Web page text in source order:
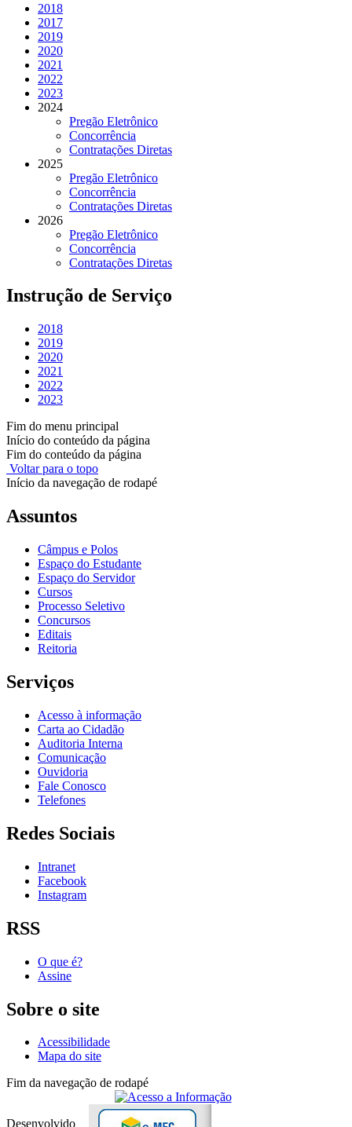
2018
2017
2019
2020
2021
2022
2023
2024
Pregão Eletrônico
Concorrência
Contratações Diretas
2025
Pregão Eletrônico
Concorrência
Contratações Diretas
2026
Pregão Eletrônico
Concorrência
Contratações Diretas
Instrução de Serviço
2018
2019
2020
2021
2022
2023
Fim do menu principal
Início do conteúdo da página
Fim do conteúdo da página
Voltar para o topo
Início da navegação de rodapé
Assuntos
Câmpus e Polos
Espaço do Estudante
Espaço do Servidor
Cursos
Processo Seletivo
Concursos
Editais
Reitoria
Serviços
Acesso à informação
Carta ao Cidadão
Auditoria Interna
Comunicação
Ouvidoria
Fale Conosco
Telefones
Redes Sociais
Intranet
Facebook
Instagram
RSS
O que é?
Assine
Sobre o site
Acessibilidade
Mapa do site
Fim da navegação de rodapé
Desenvolvido